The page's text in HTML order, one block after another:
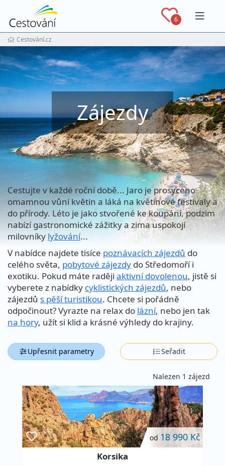
6
Cestování.cz
Zájezdy
Cestujte v každé roční době... Jaro je prosyceno
omamnou vůní květin a láká na květinové festivaly a
do přírody. Léto je jako stvořené ke koupání, podzim
nabízí gastronomické zážitky a zima uspokojí
milovníky lyžování...
V nabídce najdete tisíce poznávacích zájezdů do
celého světa, pobytové zájezdy do Středomoří i
exotiku. Pokud máte raději aktivní dovolenou, jistě si
vyberete z nabídky cyklistických zájezdů, nebo
zájezdů s pěší turistikou. Chcete si pořádně
odpočinout? Vyrazte na relax do lázní, nebo jen tak
na hory, užít si klid a krásné výhledy do krajiny.
Upřesnit parametry Seřadit
Nalezen 1 zájezd
od 18 990 Kč
Korsika